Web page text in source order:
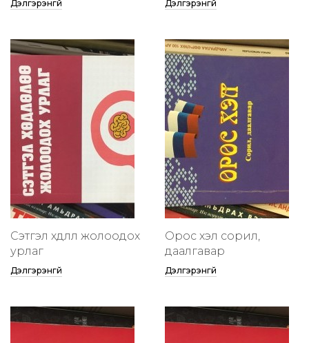
Дэлгэрэнгүй Дэлгэрэнгүй
Сэтгэл хөдлөлөө жолоодох
урлаг
Дэлгэрэнгүй
Орос хэл сорил,
даалгавар
Дэлгэрэнгүй